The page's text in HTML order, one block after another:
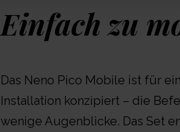
Einfach zu
Das Neno Pico Mobile ist für
Installation konzipiert – die
wenige Augenblicke. Das Set